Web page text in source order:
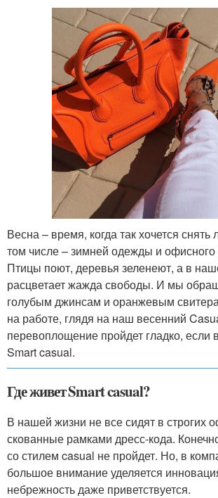
Весна – время, когда так хочется
том числе – зимней одежды и офисного
Птицы поют, деревья зеленеют, а в
расцветает жажда свободы. И мы
голубым джинсам и оранжевым
на работе, глядя на наш весенний
перевоплощение пройдет гладко, если
Smart casual.
Где живет Smart casual?
В нашей жизни не все сидят в строгих
скованные рамками дресс-кода.
со стилем casual не пройдет. Но, в
большое внимание уделяется
небрежность даже приветствуется.